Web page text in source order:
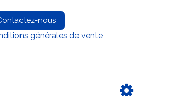
nous
générales de vente